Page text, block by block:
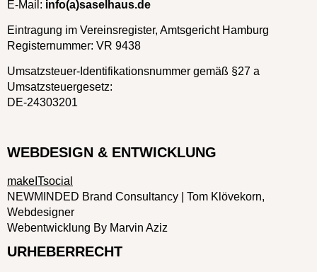
E-Mail: info(a)saselhaus.de
Eintragung im Vereinsregister, Amtsgericht Hamburg
Registernummer: VR 9438
Umsatzsteuer-Identifikationsnummer gemäß §27 a
Umsatzsteuergesetz:
DE-24303201
WEBDESIGN & ENTWICKLUNG
makeITsocial
NEWMINDED Brand Consultancy | Tom Klövekorn,
Webdesigner
Webentwicklung By Marvin Aziz
URHEBERRECHT